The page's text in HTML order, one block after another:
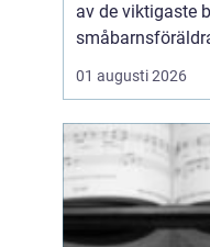
av de viktigaste
Omsorg, trygghet,
pedagogik och
fungera
gärna under
Nacka finns ett
utbud av
01 augusti 2026